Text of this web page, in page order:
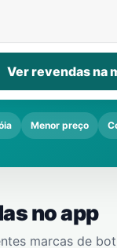
Ver revendas na
Menor preço
no app
marcas de